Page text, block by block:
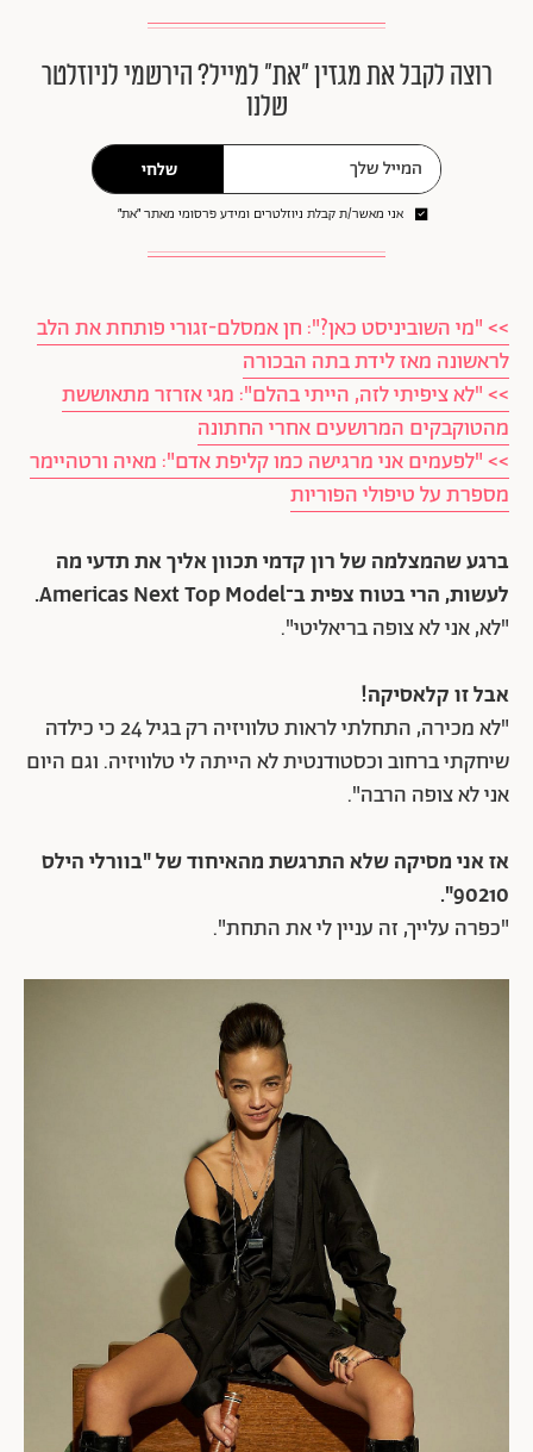
רוצה לקבל את מגזין ״את״ למייל? הירשמי לניוזלטר
שלנו
שלחי
אני מאשר/ת קבלת ניוזלטרים ומידע פרסומי מאתר ״את״
>> "מי השוביניסט כאן?": חן אמסלם-זגורי פותחת את הלב
לראשונה מאז לידת בתה הבכורה
>> "לא ציפיתי לזה, הייתי בהלם": מגי אזרזר מתאוששת
מהטוקבקים המרושעים אחרי החתונה
>> "לפעמים אני מרגישה כמו קליפת אדם": מאיה ורטהיימר
מספרת על טיפולי הפוריות
ברגע שהמצלמה של רון קדמי תכוון אליך את תדעי מה
לעשות, הרי בטוח צפית ב־Americas Next Top Model.
"לא, אני לא צופה בריאליטי".
אבל זו קלאסיקה!
"לא מכירה, התחלתי לראות טלוויזיה רק בגיל 24 כי כילדה
שיחקתי ברחוב וכסטודנטית לא הייתה לי טלוויזיה. וגם היום
אני לא צופה הרבה".
אז אני מסיקה שלא התרגשת מהאיחוד של "בוורלי הילס
90210".
"כפרה עלייך, זה עניין לי את התחת".